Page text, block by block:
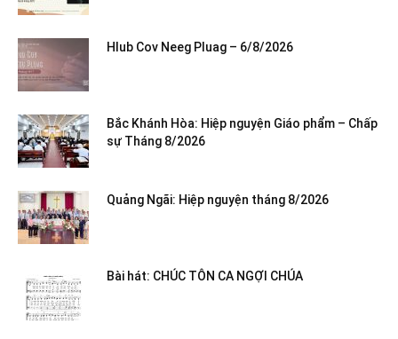
Hlub Cov Neeg Pluag – 6/8/2026
Bắc Khánh Hòa: Hiệp nguyện Giáo phẩm – Chấp
sự Tháng 8/2026
Quảng Ngãi: Hiệp nguyện tháng 8/2026
Bài hát: CHÚC TÔN CA NGỢI CHÚA